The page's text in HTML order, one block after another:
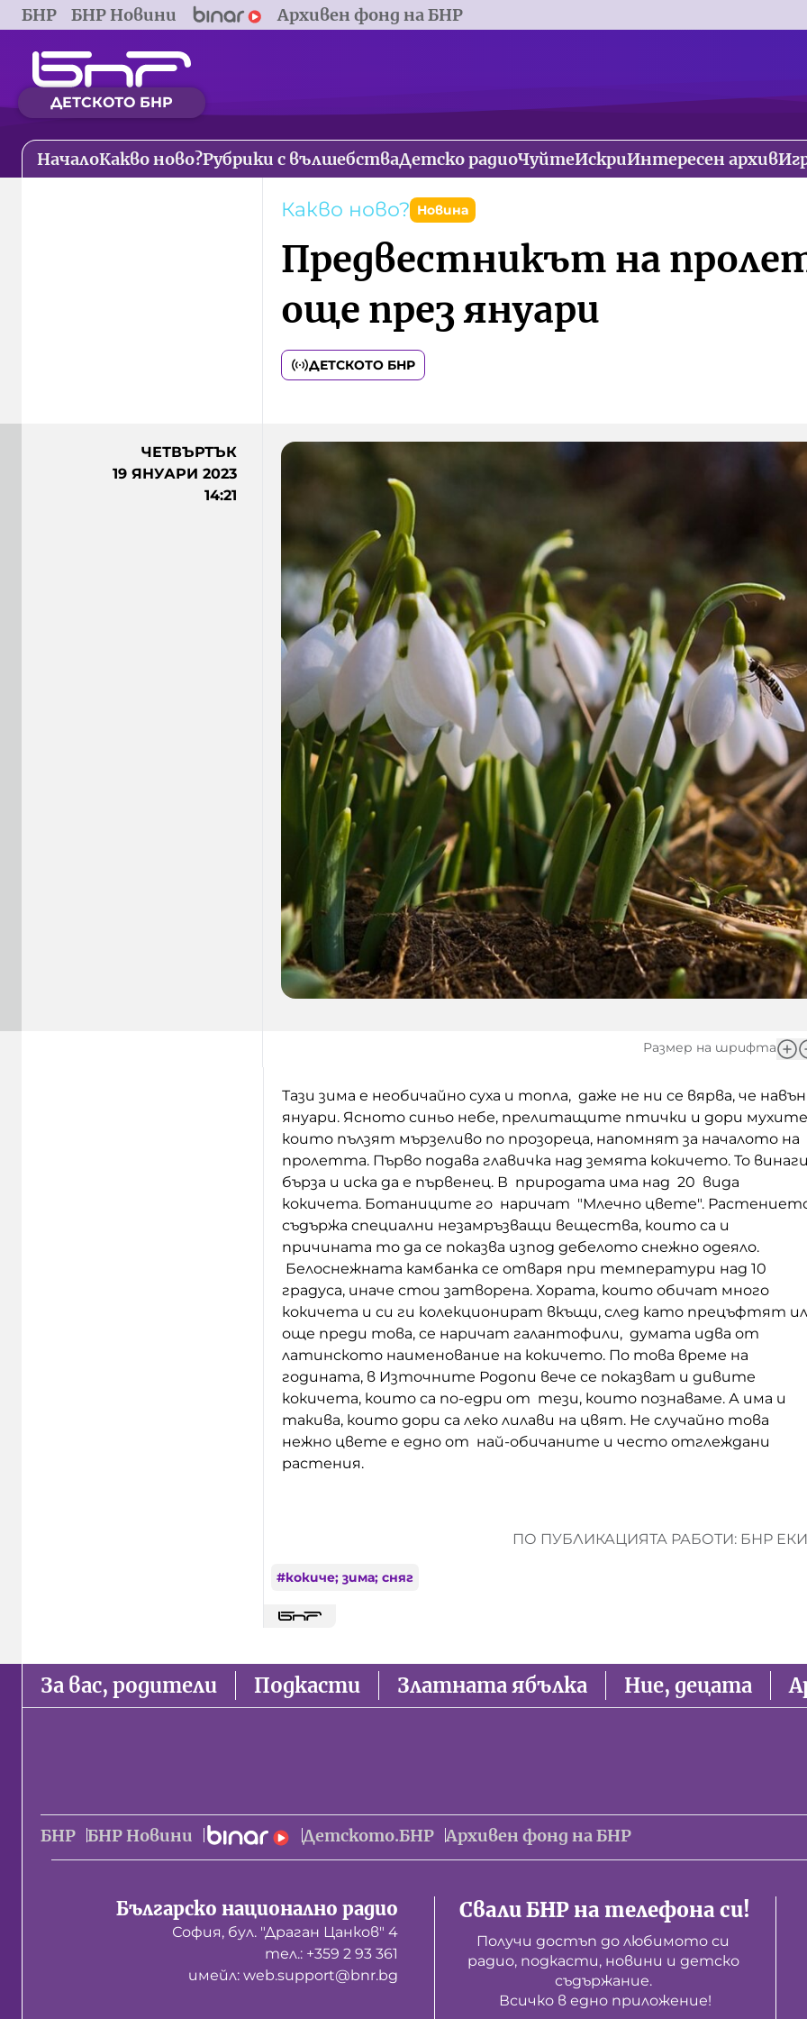
БНР БНР Новини Архивен фонд на БНР
ДЕТСКОТО БНР
НачалоКакво ново?Рубрики с вълшебстваДетско радиоЧуйтеИскриИнтересен архив
Какво ново? Новина
Предвестникът на
още през януари
ДЕТСКОТО БНР
ЧЕТВЪРТЪК
19 ЯНУАРИ 2023
14:21
Размер на шрифта
Тази зима е необичайно суха и топла, даже не ни се вярва, че
януари. Ясното синьо небе, прелитащите птички и дори
които пълзят мързеливо по прозореца, напомнят за началото на
пролетта. Първо подава главичка над земята кокичето. То винаги
бърза и иска да е първенец. В природата има над 20 вида
кокичета. Ботаниците го наричат "Млечно цвете".
съдържа специални незамръзващи вещества, които са и
причината то да се показва изпод дебелото снежно одеяло.
Белоснежната камбанка се отваря при температури над 10
градуса, иначе стои затворена. Хората, които обичат много
кокичета и си ги колекционират вкъщи, след като прецъфтят
още преди това, се наричат галантофили, думата идва от
латинското наименование на кокичето. По това време на
годината, в Източните Родопи вече се показват и дивите
кокичета, които са по-едри от тези, които познаваме. А има и
такива, които дори са леко лилави на цвят. Не случайно това
нежно цвете е едно от най-обичаните и често отглеждани
растения.
ПО ПУБЛИКАЦИЯТА РАБОТИ: БНР
#кокиче; зима; сняг
За вас, родители Подкасти Златната ябълка Ние, децата
БНР БНР Новини Детското.БНР Архивен фонд на БНР
Българско национално радио
София, бул. "Драган Цанков" 4
тел.: +359 2 93 361
имейл: web.support@bnr.bg
Свали БНР на телефона си!
Получи достъп до любимото си
радио, подкасти, новини и детско
съдържание.
Всичко в едно приложение!